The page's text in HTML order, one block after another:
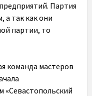
Партия
а так как они
партии, то
команда мастеров